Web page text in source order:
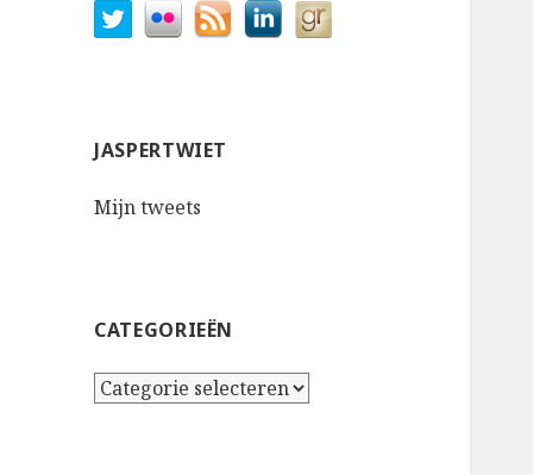
JASPERTWIET
Mijn tweets
CATEGORIEËN
Categorieën